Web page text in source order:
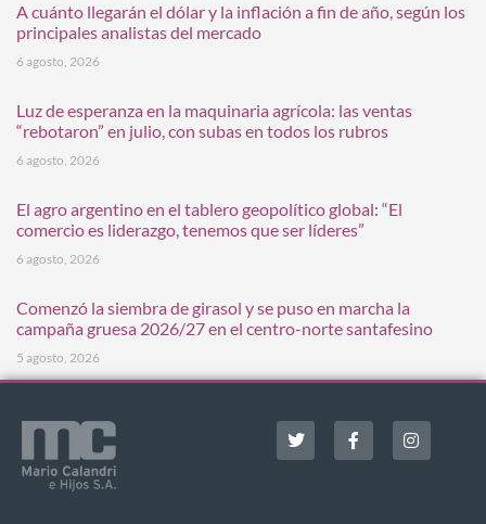
A cuánto llegarán el dólar y la inflación a fin de año, según los
principales analistas del mercado
6 agosto, 2026
Luz de esperanza en la maquinaria agrícola: las ventas
“rebotaron” en julio, con subas en todos los rubros
6 agosto, 2026
El agro argentino en el tablero geopolítico global: “El
comercio es liderazgo, tenemos que ser líderes”
6 agosto, 2026
Comenzó la siembra de girasol y se puso en marcha la
campaña gruesa 2026/27 en el centro-norte santafesino
5 agosto, 2026